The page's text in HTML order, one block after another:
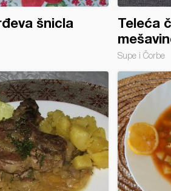
šnicla
Teleća
Supe i Čorbe